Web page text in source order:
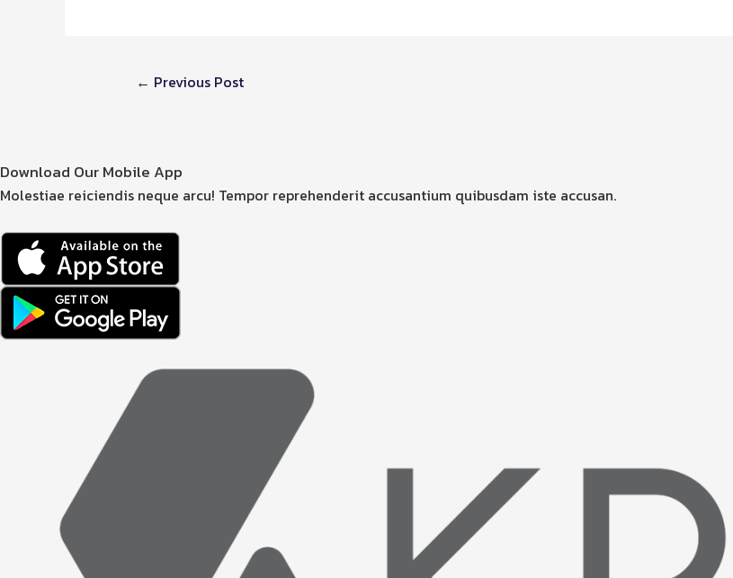
← Previous Post
Download Our Mobile App
Molestiae reiciendis neque arcu! Tempor reprehenderit accusantium quibusdam iste accusan.